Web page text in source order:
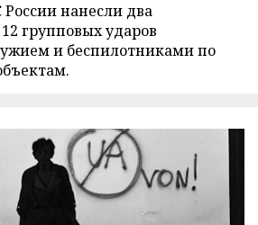
России нанесли два
групповых ударов
и беспилотниками по